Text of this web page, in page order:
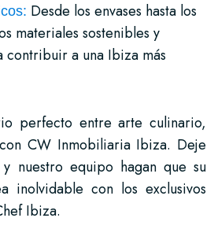
Desde los envases hasta los
materiales sostenibles y
contribuir a una Ibiza más
perfecto entre arte culinario,
CW Inmobiliaria Ibiza. Deje
nuestro equipo hagan que su
inolvidable con los exclusivos
Ibiza.